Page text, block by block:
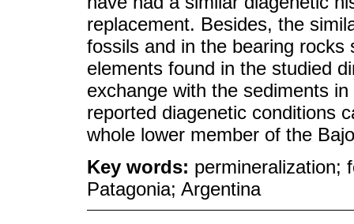
replacement. Besides, the
fossils and in the bearing
elements found in the studied
exchange with the sediments
reported diagenetic conditions
whole lower member of the
Key words: permineralization;
Patagonia; Argentina